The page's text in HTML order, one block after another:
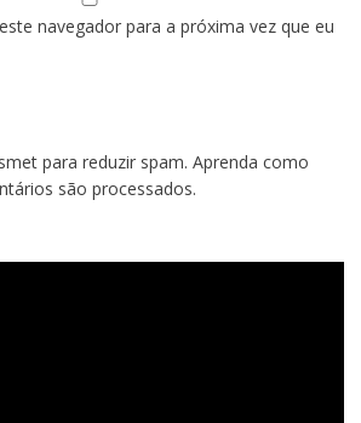
navegador para a próxima vez que eu
para reduzir spam. Aprenda como
são processados.